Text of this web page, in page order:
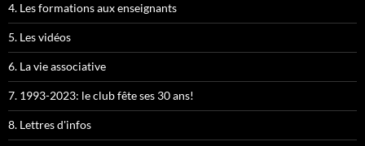
4. Les formations aux enseignants
5. Les vidéos
6. La vie associative
7. 1993-2023: le club fête ses 30 ans!
8. Lettres d'infos